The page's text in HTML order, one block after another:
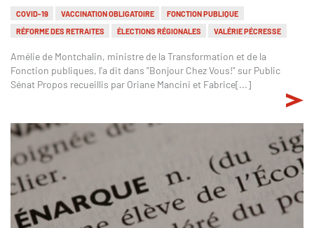
COVID-19 VACCINATION OBLIGATOIRE
FONCTION PUBLIQUE
RÉFORME DES RETRAITES
ÉLECTIONS RÉGIONALES VALÉRIE PÉCRESSE
Amélie de Montchalin, ministre de la Transformation et de la
Fonction publiques, l'a dit dans "Bonjour Chez Vous!" sur Public
Sénat Propos recueillis par Oriane Mancini et Fabrice[...]